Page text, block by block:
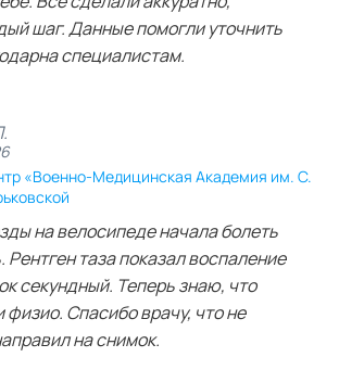
шаг. Данные помогли уточнить
специалистам.
«Военно-Медицинская Академия им. С.
на велосипеде начала болеть
Рентген таза показал воспаление
секундный. Теперь знаю, что
физио. Спасибо врачу, что не
на снимок.